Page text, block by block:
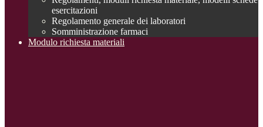
esercitazioni
Regolamento generale dei laboratori
Somministrazione farmaci
Modulo richiesta materiali